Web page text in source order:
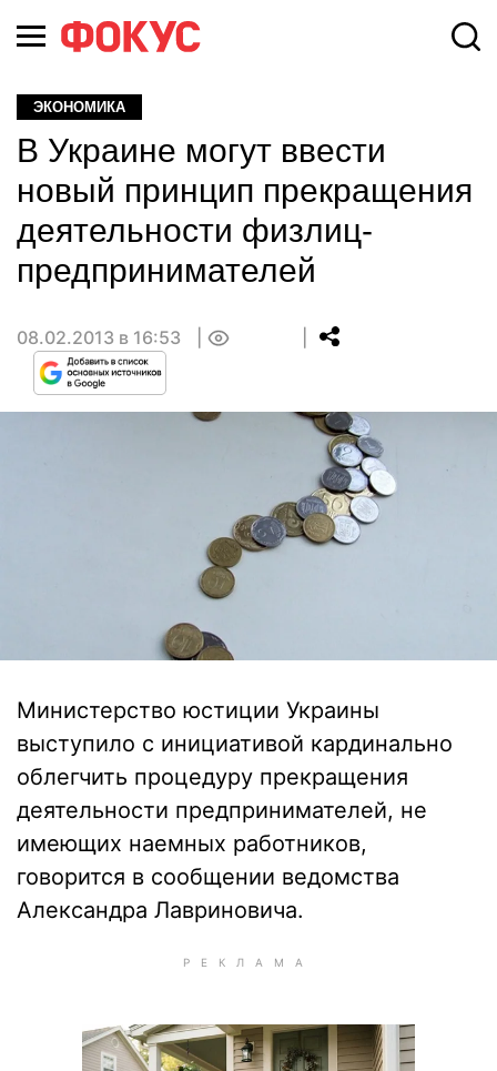
ЭКОНОМИКА
В Украине могут ввести
новый принцип прекращения
деятельности физлиц-
предпринимателей
08.02.2013 в 16:53
Министерство юстиции Украины
выступило с инициативой кардинально
облегчить процедуру прекращения
деятельности предпринимателей, не
имеющих наемных работников,
говорится в сообщении ведомства
Александра Лавриновича.